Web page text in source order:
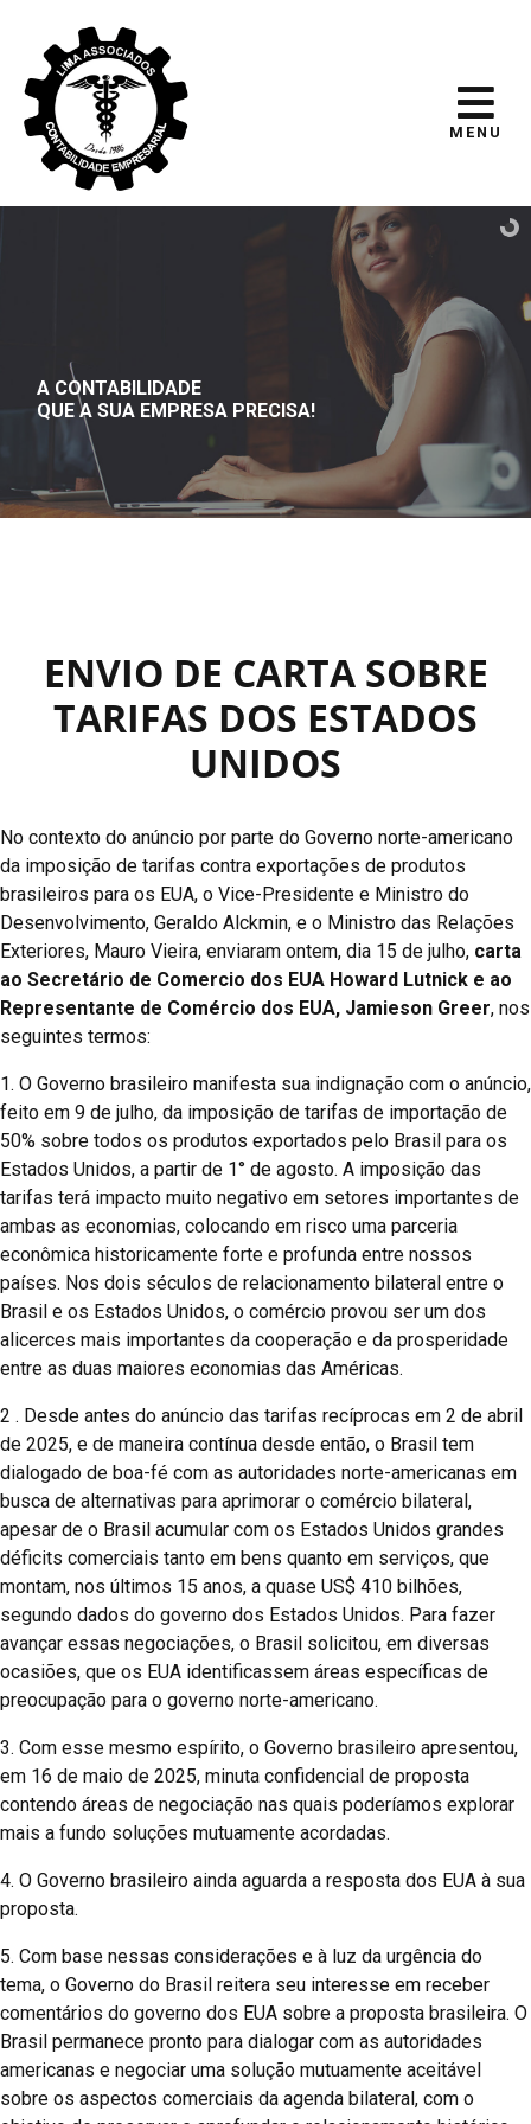
MENU
A CONTABILIDADE
QUE A SUA EMPRESA PRECISA!
ENVIO DE CARTA SOBRE
TARIFAS DOS ESTADOS
UNIDOS
No contexto do anúncio por parte do Governo norte-americano
da imposição de tarifas contra exportações de produtos
brasileiros para os EUA, o Vice-Presidente e Ministro do
Desenvolvimento, Geraldo Alckmin, e o Ministro das Relações
Exteriores, Mauro Vieira, enviaram ontem, dia 15 de julho, carta
ao Secretário de Comercio dos EUA Howard Lutnick e ao
Representante de Comércio dos EUA, Jamieson Greer, nos
seguintes termos:
1. O Governo brasileiro manifesta sua indignação com o anúncio,
feito em 9 de julho, da imposição de tarifas de importação de
50% sobre todos os produtos exportados pelo Brasil para os
Estados Unidos, a partir de 1° de agosto. A imposição das
tarifas terá impacto muito negativo em setores importantes de
ambas as economias, colocando em risco uma parceria
econômica historicamente forte e profunda entre nossos
países. Nos dois séculos de relacionamento bilateral entre o
Brasil e os Estados Unidos, o comércio provou ser um dos
alicerces mais importantes da cooperação e da prosperidade
entre as duas maiores economias das Américas.
2 . Desde antes do anúncio das tarifas recíprocas em 2 de abril
de 2025, e de maneira contínua desde então, o Brasil tem
dialogado de boa-fé com as autoridades norte-americanas em
busca de alternativas para aprimorar o comércio bilateral,
apesar de o Brasil acumular com os Estados Unidos grandes
déficits comerciais tanto em bens quanto em serviços, que
montam, nos últimos 15 anos, a quase US$ 410 bilhões,
segundo dados do governo dos Estados Unidos. Para fazer
avançar essas negociações, o Brasil solicitou, em diversas
ocasiões, que os EUA identificassem áreas específicas de
preocupação para o governo norte-americano.
3. Com esse mesmo espírito, o Governo brasileiro apresentou,
em 16 de maio de 2025, minuta confidencial de proposta
contendo áreas de negociação nas quais poderíamos explorar
mais a fundo soluções mutuamente acordadas.
4. O Governo brasileiro ainda aguarda a resposta dos EUA à sua
proposta.
5. Com base nessas considerações e à luz da urgência do
tema, o Governo do Brasil reitera seu interesse em receber
comentários do governo dos EUA sobre a proposta brasileira. O
Brasil permanece pronto para dialogar com as autoridades
americanas e negociar uma solução mutuamente aceitável
sobre os aspectos comerciais da agenda bilateral, com o